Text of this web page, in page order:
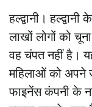
हल्द्वानी।
लाखों लोगों को
वह चंपत नहीं है।
महिलाओं को अपने
फाइनेंस कंपनी के